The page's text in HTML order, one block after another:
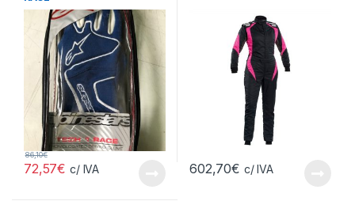
72,57€
86,10€
c/ IVA 602,70€ c/ IVA